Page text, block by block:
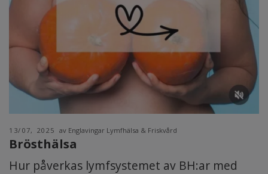
13/07, 2025 av Englavingar Lymfhälsa & Friskvård
Brösthälsa
Hur påverkas lymfsystemet av BH:ar med